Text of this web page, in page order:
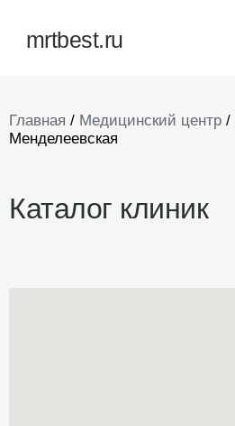
mrtbest.ru
Главная / Медицинский центр /
Менделеевская
Каталог клиник